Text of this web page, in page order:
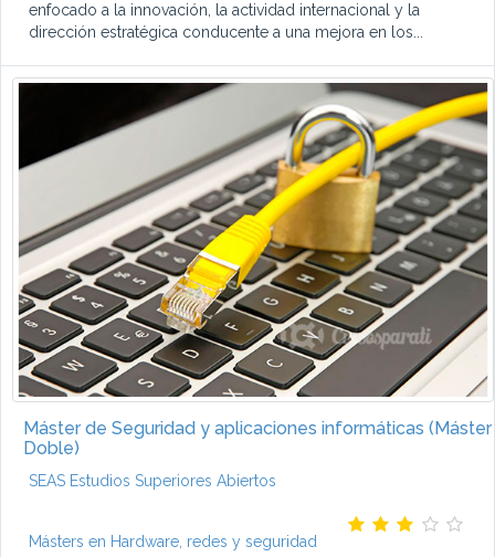
enfocado a la innovación, la actividad internacional y la
dirección estratégica conducente a una mejora en los...
Máster de Seguridad y aplicaciones informáticas (Máster
Doble)
SEAS Estudios Superiores Abiertos
Másters en Hardware, redes y seguridad